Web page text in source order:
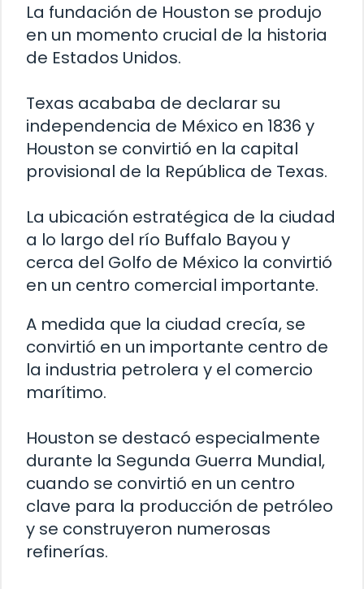
La fundación de Houston se produjo
en un momento crucial de la historia
de Estados Unidos.
Texas acababa de declarar su
independencia de México en 1836 y
Houston se convirtió en la capital
provisional de la República de Texas.
La ubicación estratégica de la ciudad
a lo largo del río Buffalo Bayou y
cerca del Golfo de México la convirtió
en un centro comercial importante.
A medida que la ciudad crecía, se
convirtió en un importante centro de
la industria petrolera y el comercio
marítimo.
Houston se destacó especialmente
durante la Segunda Guerra Mundial,
cuando se convirtió en un centro
clave para la producción de petróleo
y se construyeron numerosas
refinerías.